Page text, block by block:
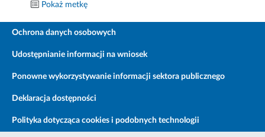
Pokaż metkę
Ochrona danych osobowych
Udostępnianie informacji na wniosek
Ponowne wykorzystywanie informacji sektora publicznego
Deklaracja dostępności
Polityka dotycząca cookies i podobnych technologii